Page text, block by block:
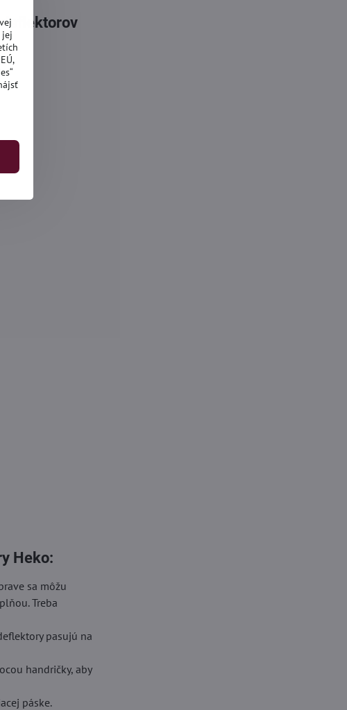
Heko:
sa môžu
Treba
pasujú na
handričky, aby
páske.
jej